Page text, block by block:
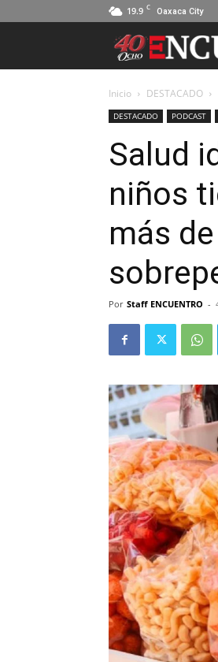
19.9 C Oaxaca City
Inicio DESTACADO
DESTACADO PODCAST
Salud
niños
más
Por Staff ENCUENTRO -